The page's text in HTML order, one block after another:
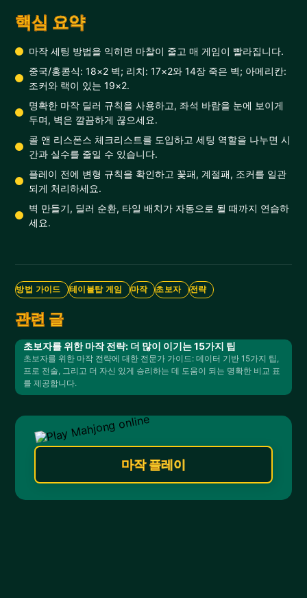
핵심 요약
마작 세팅 방법을 익히면 마찰이 줄고 매 게임이 빨라집니다.
중국/홍콩식: 18×2 벽; 리치: 17×2와 14장 죽은 벽; 아메리칸:
조커와 랙이 있는 19×2.
명확한 마작 딜러 규칙을 사용하고, 좌석 바람을 눈에 보이게
두며, 벽은 깔끔하게 끊으세요.
콜 앤 리스폰스 체크리스트를 도입하고 세팅 역할을 나누면 시
간과 실수를 줄일 수 있습니다.
플레이 전에 변형 규칙을 확인하고 꽃패, 계절패, 조커를 일관
되게 처리하세요.
벽 만들기, 딜러 순환, 타일 배치가 자동으로 될 때까지 연습하
세요.
방법 가이드 테이블탑 게임 마작 초보자 전략
관련 글
초보자를 위한 마작 전략: 더 많이 이기는 15가지 팁
초보자를 위한 마작 전략에 대한 전문가 가이드: 데이터 기반 15가지 팁,
프로 전술, 그리고 더 자신 있게 승리하는 데 도움이 되는 명확한 비교 표
를 제공합니다.
마작 플레이